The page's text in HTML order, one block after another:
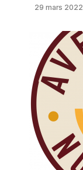
29 mars 2022